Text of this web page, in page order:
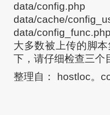
data/config.php
data/cache/
data/
大多数被上传的脚
下，请仔细检查三个
整理自： hostloc。